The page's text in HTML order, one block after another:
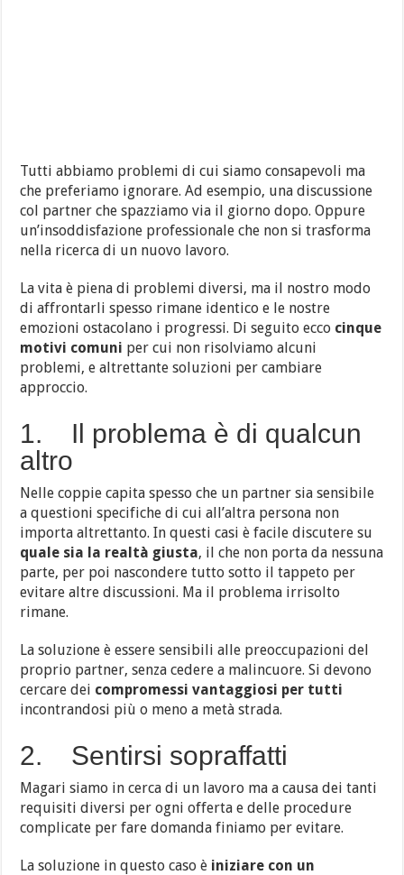
Tutti abbiamo problemi di cui siamo consapevoli ma
che preferiamo ignorare. Ad esempio, una discussione
col partner che spazziamo via il giorno dopo. Oppure
un’insoddisfazione professionale che non si trasforma
nella ricerca di un nuovo lavoro.
La vita è piena di problemi diversi, ma il nostro modo
di affrontarli spesso rimane identico e le nostre
emozioni ostacolano i progressi. Di seguito ecco cinque
motivi comuni per cui non risolviamo alcuni
problemi, e altrettante soluzioni per cambiare
approccio.
1. Il problema è di qualcun
altro
Nelle coppie capita spesso che un partner sia sensibile
a questioni specifiche di cui all’altra persona non
importa altrettanto. In questi casi è facile discutere su
quale sia la realtà giusta, il che non porta da nessuna
parte, per poi nascondere tutto sotto il tappeto per
evitare altre discussioni. Ma il problema irrisolto
rimane.
La soluzione è essere sensibili alle preoccupazioni del
proprio partner, senza cedere a malincuore. Si devono
cercare dei compromessi vantaggiosi per tutti
incontrandosi più o meno a metà strada.
2. Sentirsi sopraffatti
Magari siamo in cerca di un lavoro ma a causa dei tanti
requisiti diversi per ogni offerta e delle procedure
complicate per fare domanda finiamo per evitare.
La soluzione in questo caso è iniziare con un